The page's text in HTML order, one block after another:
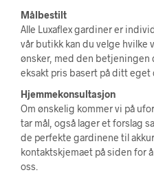
Målbestilt
Alle Luxaflex gardiner er
vår butikk kan du velge hvilke
ønsker, med den betjeningen
eksakt pris basert på ditt eget
Hjemmekonsultasjon
Om ønskelig kommer vi på
tar mål, også lager et forslag
de perfekte gardinene til
kontaktskjemaet på siden for
oss.